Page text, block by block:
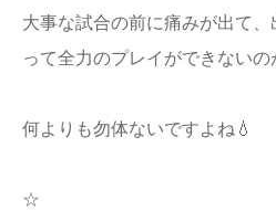
大事な試合の前に痛みが出て
って全力のプレイができないの
何よりも勿体ないですよね💧
☆